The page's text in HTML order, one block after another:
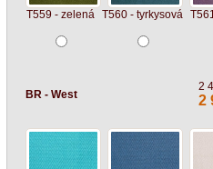
T559 - zelená T560 - tyrkysová
BR - West
2
2